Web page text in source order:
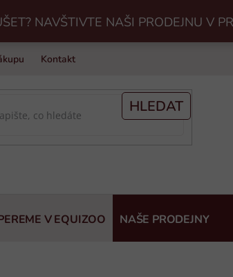
NAVŠTIVTE NAŠI PRODEJNU V
Kontakt
HLEDAT
V EQUIZOO NAŠE PRODEJNY